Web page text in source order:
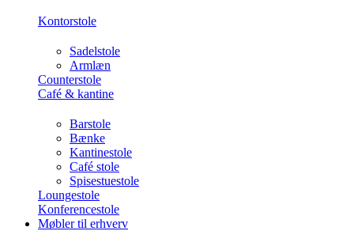
Kontorstole
Sadelstole
Armlæn
Counterstole
Café & kantine
Barstole
Bænke
Kantinestole
Café stole
Spisestuestole
Loungestole
Konferencestole
Møbler til erhverv